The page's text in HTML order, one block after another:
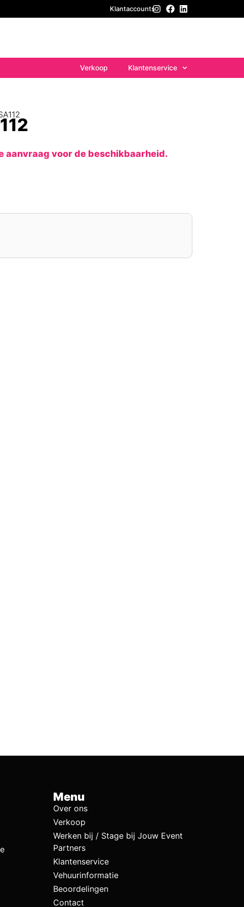
Klantaccounts
Verkoop Klantenservice
aanvraag voor de beschikbaarheid.
Menu
Over ons
Verkoop
Werken bij / Stage bij Jouw Event
Partners
Klantenservice
Vehuurinformatie
Beoordelingen
Contact